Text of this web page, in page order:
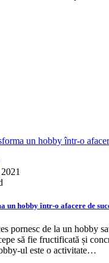
un hobby într-o afacere de
pornesc de la un hobby
să fie fructificată și
ul este o activitate…